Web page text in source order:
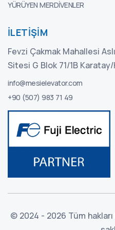
YÜRÜYEN MERDIVENLER
İLETIŞIM
Fevzi Çakmak Mahallesi
Sitesi G Blok 71/1B Karatay/
info@mesielevator.com
+90 (507) 983 71 49
© 2024 - 2026 Tüm hakları